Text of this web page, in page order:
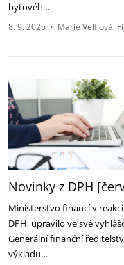
bytovéh…
8. 9. 2025 • Marie Velflová
Novinky z DPH
Ministerstvo financí v
DPH, upravilo ve své
Generální finanční
‎výkladu…